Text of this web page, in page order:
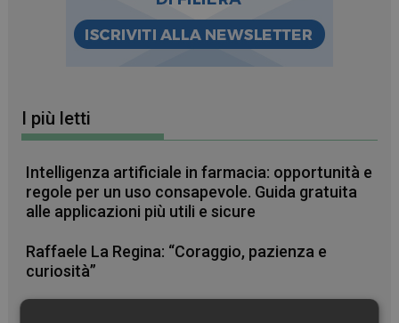
I più letti
Intelligenza artificiale in farmacia: opportunità e
regole per un uso consapevole. Guida gratuita
alle applicazioni più utili e sicure
Raffaele La Regina: “Coraggio, pazienza e
curiosità”